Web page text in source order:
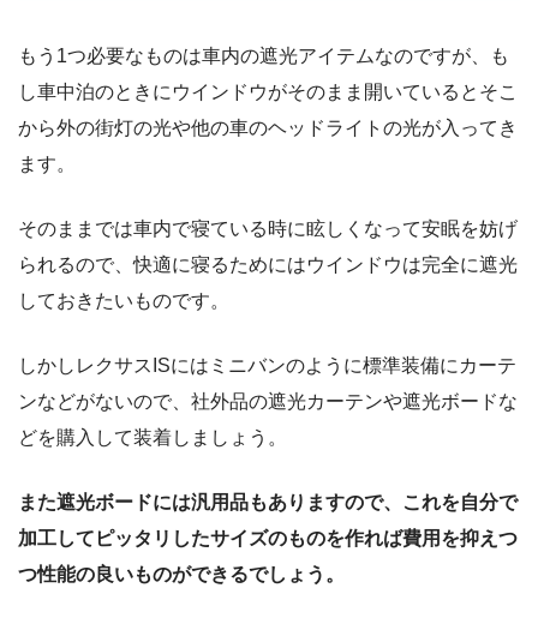
もう1つ必要なものは車内の遮光アイテムなのですが、も
し車中泊のときにウインドウがそのまま開いているとそこ
から外の街灯の光や他の車のヘッドライトの光が入ってき
ます。
そのままでは車内で寝ている時に眩しくなって安眠を妨げ
られるので、快適に寝るためにはウインドウは完全に遮光
しておきたいものです。
しかしレクサスISにはミニバンのように標準装備にカーテ
ンなどがないので、社外品の遮光カーテンや遮光ボードな
どを購入して装着しましょう。
また遮光ボードには汎用品もありますので、これを自分で
加工してピッタリしたサイズのものを作れば費用を抑えつ
つ性能の良いものができるでしょう。